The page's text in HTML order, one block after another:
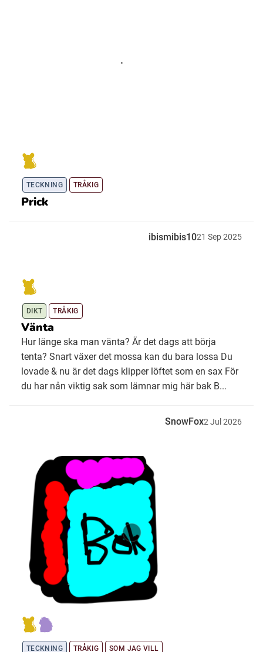
TECKNING TRÅKIG
Prick
ibismibis1021 Sep2025
DIKT TRÅKIG
Vänta
Hur länge ska man vänta? Är det dags att börja
tenta? Snart växer det mossa kan du bara lossa Du
lovade & nu är det dags klipper löftet som en sax För
du har nån viktig sak som lämnar mig här bak B...
SnowFox2 Jul 2026
TECKNING TRÅKIG SOM JAG VILL